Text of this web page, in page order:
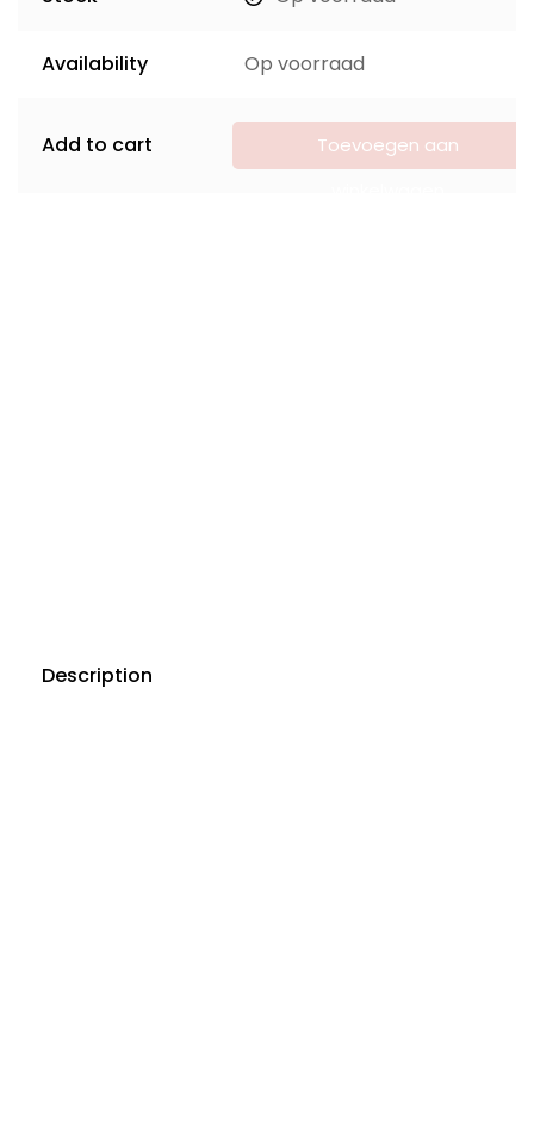
Availability Op voorraad
Add to cart
Toevoegen aan
Description